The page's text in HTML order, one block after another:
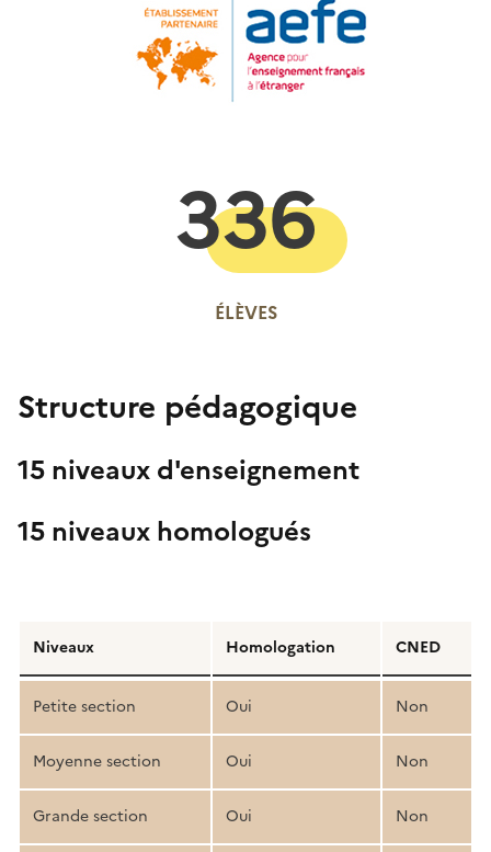
ÉLÈVES
336
Structure pédagogique
15 niveaux d'enseignement
15 niveaux homologués
de
la
structure
pédagogique
Niveaux Homologation CNED
Petite section Oui Non
Moyenne section Oui Non
Grande section Oui Non